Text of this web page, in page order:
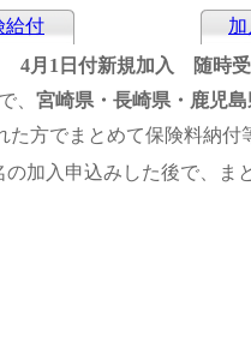
給付
4月1日付新規加入 随時
で、 宮崎県・長崎県・鹿児
方でまとめて保険料納付
の加入申込みした後で、ま